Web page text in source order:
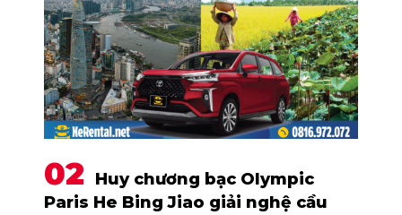
Huy chương bạc Olympic
Paris He Bing Jiao giải nghệ cầu